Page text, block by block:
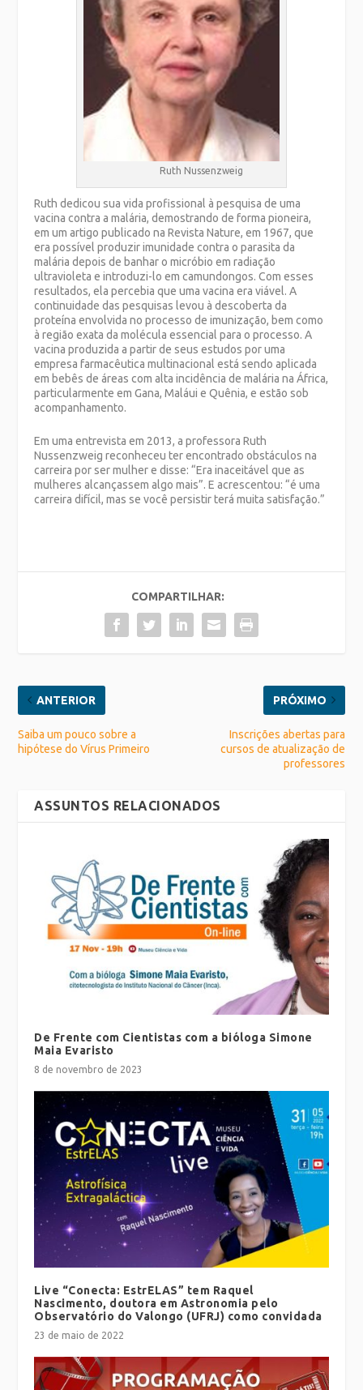
Ruth Nussenzweig
Ruth dedicou sua vida profissional à pesquisa de uma
vacina contra a malária, demostrando de forma pioneira,
em um artigo publicado na Revista Nature, em 1967, que
era possível produzir imunidade contra o parasita da
malária depois de banhar o micróbio em radiação
ultravioleta e introduzi-lo em camundongos. Com esses
resultados, ela percebia que uma vacina era viável. A
continuidade das pesquisas levou à descoberta da
proteína envolvida no processo de imunização, bem como
à região exata da molécula essencial para o processo. A
vacina produzida a partir de seus estudos por uma
empresa farmacêutica multinacional está sendo aplicada
em bebês de áreas com alta incidência de malária na África,
particularmente em Gana, Maláui e Quênia, e estão sob
acompanhamento.
Em uma entrevista em 2013, a professora Ruth
Nussenzweig reconheceu ter encontrado obstáculos na
carreira por ser mulher e disse: “Era inaceitável que as
mulheres alcançassem algo mais”. E acrescentou: “é uma
carreira difícil, mas se você persistir terá muita satisfação.”
COMPARTILHAR:
ANTERIOR
Saiba um pouco sobre a
hipótese do Vírus Primeiro
PRÓXIMO
Inscrições abertas para
cursos de atualização de
professores
ASSUNTOS RELACIONADOS
De Frente com Cientistas com a bióloga Simone
Maia Evaristo
8 de novembro de 2023
Live “Conecta: EstrELAS” tem Raquel
Nascimento, doutora em Astronomia pelo
Observatório do Valongo (UFRJ) como convidada
23 de maio de 2022